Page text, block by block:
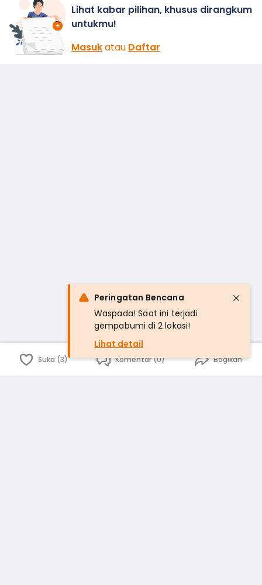
Lihat kabar pilihan, khusus dirangkum
untukmu!
Masukatau Daftar
Suka (3) Komentar (0) Bagikan
Peringatan Bencana
Waspada! Saat ini terjadi
gempabumi di 2 lokasi!
Lihat detail